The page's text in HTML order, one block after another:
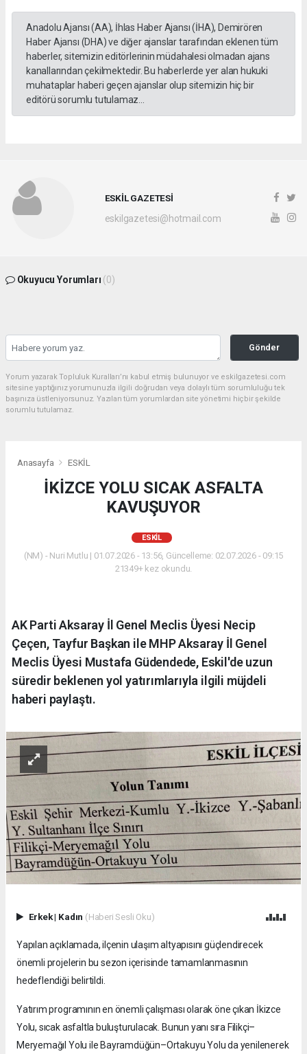
Anadolu Ajansı (AA), İhlas Haber Ajansı (İHA), Demirören
Haber Ajansı (DHA) ve diğer ajanslar tarafından eklenen tüm
haberler, sitemizin editörlerinin müdahalesi olmadan ajans
kanallarından çekilmektedir. Bu haberlerde yer alan hukuki
muhataplar haberi geçen ajanslar olup sitemizin hiç bir
editörü sorumlu tutulamaz...
ESKİL GAZETESİ
eskilgazetesi@hotmail.com
Okuyucu Yorumları (0)
Gönder
Yorum yazarak Topluluk Kuralları’nı kabul etmiş bulunuyor ve eskilgazetesi.com
sitesine yaptığınız yorumunuzla ilgili doğrudan veya dolaylı tüm sorumluluğu tek
başınıza üstleniyorsunuz. Yazılan tüm yorumlardan site yönetimi hiçbir şekilde
sorumlu tutulamaz.
Anasayfa ESKİL
İKİZCE YOLU SICAK ASFALTA
KAVUŞUYOR
ESKİL
(NM) - Nuri Mutlu | 01.07.2026 - 13:56, Güncelleme: 02.07.2026 - 09:15
21349+ kez okundu.
AK Parti Aksaray İl Genel Meclis Üyesi Necip
Çeçen, Tayfur Başkan ile MHP Aksaray İl Genel
Meclis Üyesi Mustafa Güdendede, Eskil'de uzun
süredir beklenen yol yatırımlarıyla ilgili müjdeli
haberi paylaştı.
Erkek| Kadın (Haberi Sesli Oku)
Yapılan açıklamada, ilçenin ulaşım altyapısını güçlendirecek
önemli projelerin bu sezon içerisinde tamamlanmasının
hedeflendiği belirtildi.
Yatırım programının en önemli çalışması olarak öne çıkan İkizce
Yolu, sıcak asfaltla buluşturulacak. Bunun yanı sıra Filikçi–
Meryemağıl Yolu ile Bayramdüğün–Ortakuyu Yolu da yenilenerek